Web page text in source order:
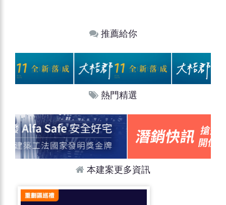
推薦給你
熱門精選
本建案更多資訊